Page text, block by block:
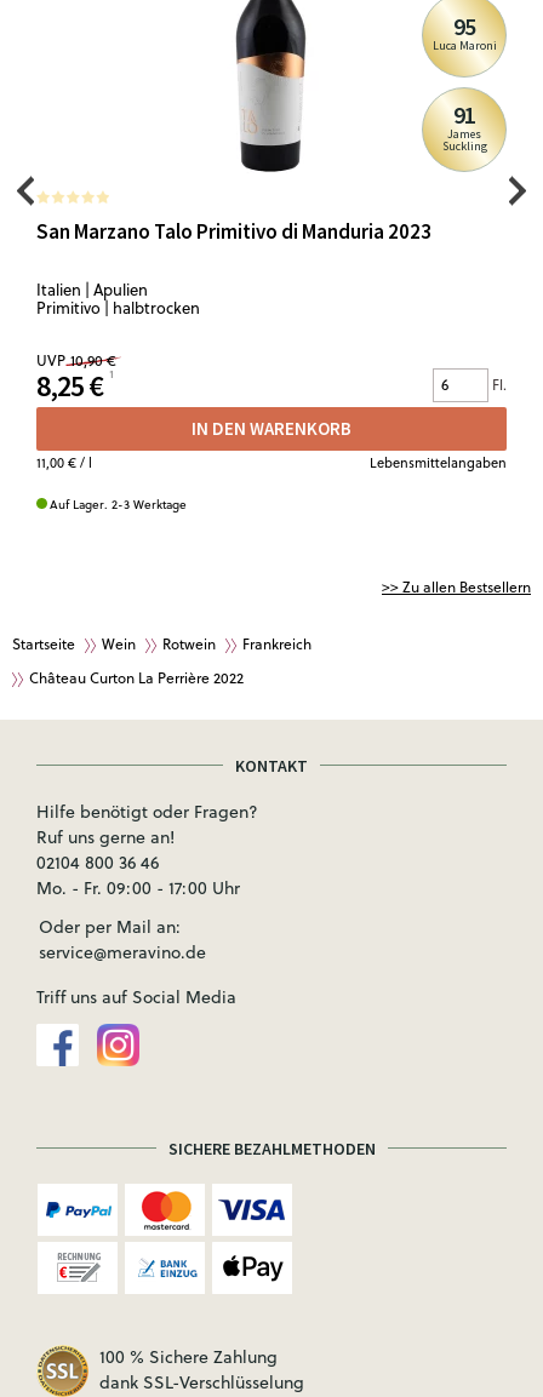
95
Luca Maroni
91
James
Suckling
San Marzano Talo Primitivo di Manduria 2023
Italien | Apulien
Primitivo | halbtrocken
UVP 10,90 €
8,25 € Fl.
IN DEN WARENKORB
11,00 €/ l Lebensmittelangaben
Auf Lager. 2-3 Werktage
>> Zu allen Bestsellern
Startseite Wein Rotwein
Frankreich
Château Curton La Perrière 2022
KONTAKT
Hilfe benötigt oder Fragen?
Ruf uns gerne an!
02104 800 36 46
Mo. - Fr. 09:00 - 17:00 Uhr
Oder per Mail an:
service@meravino.de
Triff uns auf Social Media
SICHERE BEZAHLMETHODEN
100 % Sichere Zahlung
dank SSL-Verschlüsselung